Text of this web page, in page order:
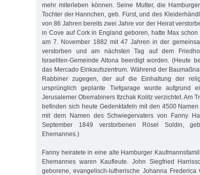
mehr miterleben können. Seine Mutter, die
Tochter der Hannchen, geb. Fürst, und des
von 86 Jahren bereits zwei Jahre vor der Heirat
in Cove auf Cork in England geboren, hatte Max
am 7. November 1882 mit 47 Jahren in der
verstorben und am nächsten Tag auf dem
Israeliten-Gemeinde Altona beerdigt worden. (Heute
das Mercado Einkaufszentrum. Während der
Rabbiner zugegen, der auf die Einhaltung der
ursprünglich geplante Tiefgarage wurde aufgrund
Jerusalemer Oberrabiners Itzchak Kolitz verzichtet. Am
befinden sich heute Gedenktafeln mit den 4500
mit dem Namen des Schwiegervaters von Fanny
September 1849 verstorbenen Rösel Soldin,
Ehemannes.)
Fanny heiratete in eine alte Hamburger
Ehemannes waren Kaufleute. John Siegfried
geborene, evangelisch-lutherische Johanna